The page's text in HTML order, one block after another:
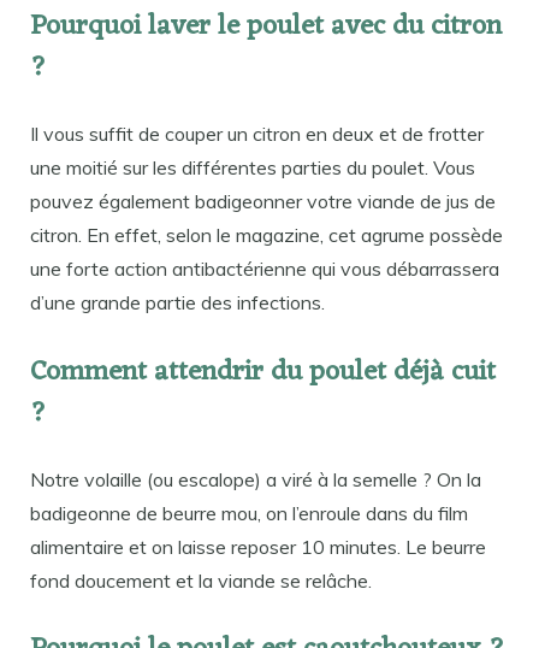
Pourquoi laver le poulet avec du citron
?
Il vous suffit de couper un citron en deux et de frotter
une moitié sur les différentes parties du poulet. Vous
pouvez également badigeonner votre viande de jus de
citron. En effet, selon le magazine, cet agrume possède
une forte action antibactérienne qui vous débarrassera
d’une grande partie des infections.
Comment attendrir du poulet déjà cuit
?
Notre volaille (ou escalope) a viré à la semelle ? On la
badigeonne de beurre mou, on l’enroule dans du film
alimentaire et on laisse reposer 10 minutes. Le beurre
fond doucement et la viande se relâche.